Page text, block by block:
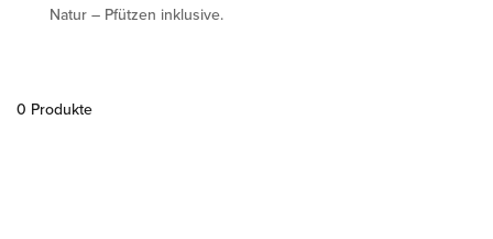
Natur – Pfützen inklusive.
0 Produkte